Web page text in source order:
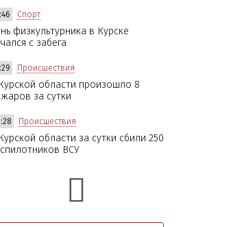
Спорт
физкультурника в Курске
с забега
Происшествия
области произошло 8
за сутки
Происшествия
области за сутки сбили 250
ВСУ